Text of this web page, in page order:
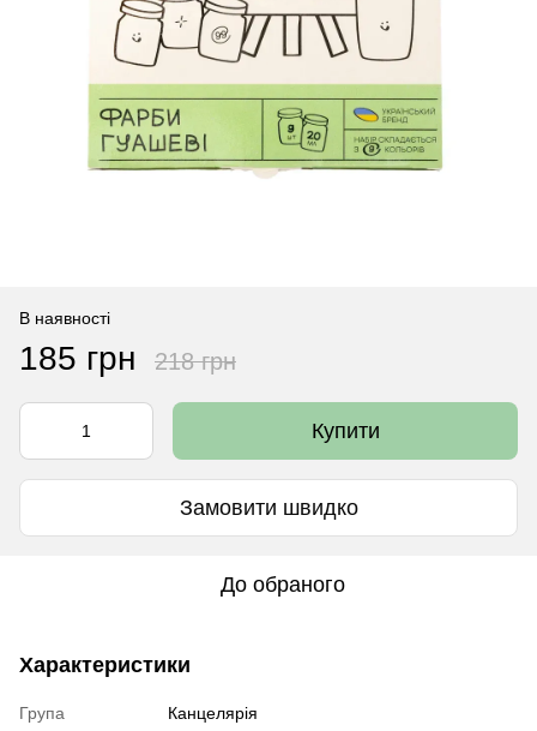
В наявності
185 грн 218 грн
Купити
Замовити швидко
До обраного
Характеристики
Група
Канцелярія